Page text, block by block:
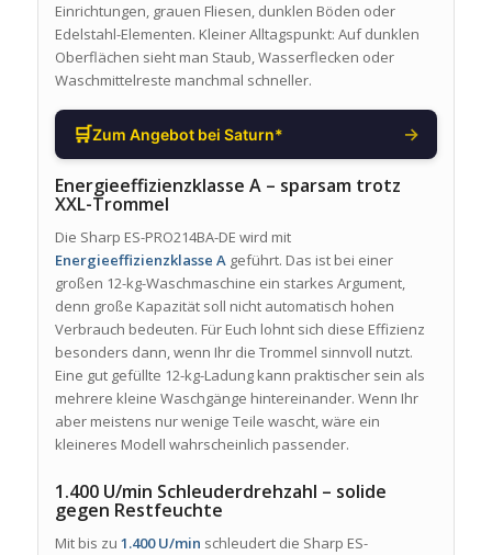
Einrichtungen, grauen Fliesen, dunklen Böden oder
Edelstahl-Elementen. Kleiner Alltagspunkt: Auf dunklen
Oberflächen sieht man Staub, Wasserflecken oder
Waschmittelreste manchmal schneller.
🛒Zum Angebot bei Saturn* →
Energieeffizienzklasse A – sparsam trotz
XXL-Trommel
Die Sharp ES-PRO214BA-DE wird mit
Energieeffizienzklasse Ageführt. Das ist bei einer
großen 12-kg-Waschmaschine ein starkes Argument,
denn große Kapazität soll nicht automatisch hohen
Verbrauch bedeuten. Für Euch lohnt sich diese Effizienz
besonders dann, wenn Ihr die Trommel sinnvoll nutzt.
Eine gut gefüllte 12-kg-Ladung kann praktischer sein als
mehrere kleine Waschgänge hintereinander. Wenn Ihr
aber meistens nur wenige Teile wascht, wäre ein
kleineres Modell wahrscheinlich passender.
1.400 U/min Schleuderdrehzahl – solide
gegen Restfeuchte
Mit bis zu 1.400 U/min schleudert die Sharp ES-